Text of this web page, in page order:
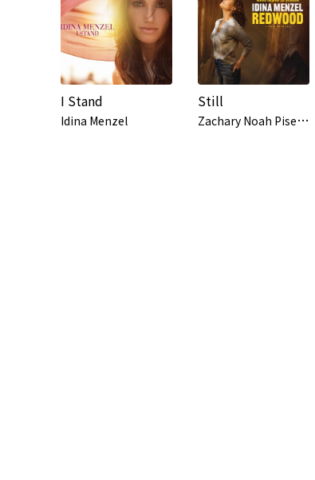
I Stand
Idina Menzel
Still
Z
achary Noah Piser,Idina Menzel,Kate Diaz,Original Broadway Cast of Redwood